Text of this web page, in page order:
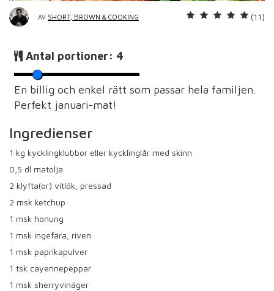
AV SHORT, BROWN & COOKING (11)
Antal portioner: 4
En billig och enkel rätt som passar hela familjen.
Perfekt januari-mat!
Ingredienser
1 kg kycklingklubbor eller kycklinglår med skinn
0,5 dl matolja
2 klyfta(or) vitlök, pressad
2 msk ketchup
1 msk honung
1 msk ingefära, riven
1 msk paprikapulver
1 tsk cayennepeppar
1 msk sherryvinäger